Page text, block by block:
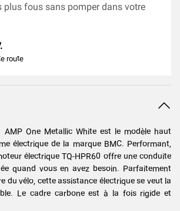
plus fous sans pomper dans votre
route
AMP One Metallic White est le modèle haut
électrique de la marque BMC. Performant,
électrique TQ-HPR60 offre une conduite
quand vous en avez besoin. Parfaitement
du vélo, cette assistance électrique se veut la
Le cadre carbone est à la fois rigide et